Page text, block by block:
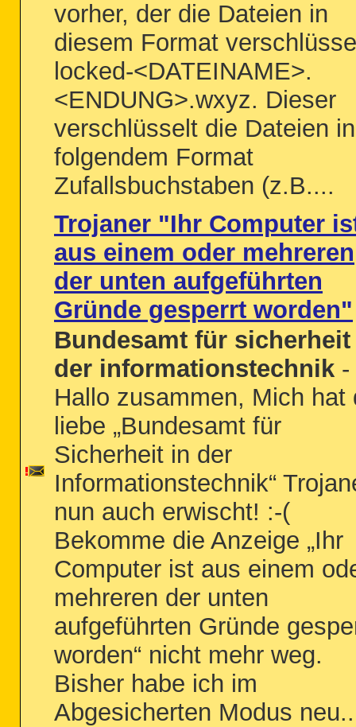
vorher, der die Dateien in
diesem Format
locked-<DATEINAME>.
<ENDUNG>.wxyz. Dieser
verschlüsselt die Dateien in
folgendem Format
Zufallsbuchstaben (z.B....
Trojaner "Ihr Computer
aus einem oder mehreren
der unten aufgeführten
Gründe gesperrt worden"
Bundesamt für
der informationstechnik -
Hallo zusammen, Mich hat
liebe „Bundesamt für
Sicherheit in der
Informationstechnik“
nun auch erwischt! :-(
Bekomme die Anzeige „Ihr
Computer ist aus einem
mehreren der unten
aufgeführten Gründe
worden“ nicht mehr weg.
Bisher habe ich im
Abgesicherten Modus